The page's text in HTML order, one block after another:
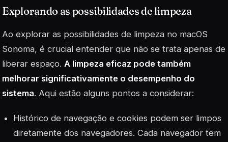
Explorando as possibilidades de limpeza
Ao explorar as possibilidades de limpeza no macOS
Sonoma, é crucial entender que não se trata apenas de
liberar espaço. A limpeza eficaz pode também
melhorar significativamente o desempenho do
sistema. Aqui estão alguns pontos a considerar:
Histórico de navegação e cookies podem ser limpos
diretamente dos navegadores. Cada navegador tem